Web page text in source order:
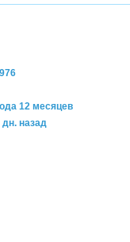
12 месяцев
дн. назад